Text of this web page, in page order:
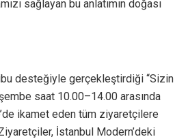
sağlayan bu anlatımın doğası
desteğiyle gerçekleştirdiği “Sizin
saat 10.00–14.00 arasında
ikamet eden tüm ziyaretçilere
İstanbul Modern’deki